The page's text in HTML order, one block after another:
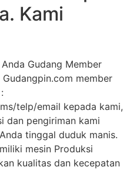
Kami
Gudang Member
member
:
telp/email kepada kami,
dan pengiriman kami
tinggal duduk manis.
mesin Produksi
kualitas dan kecepatan